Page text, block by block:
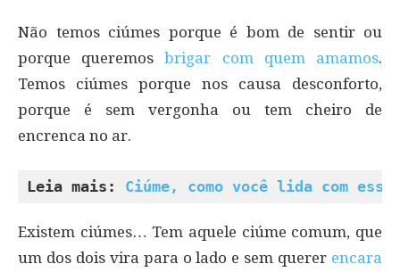
Não temos ciúmes porque é bom de sentir ou
porque queremos brigar com quem amamos.
Temos ciúmes porque nos causa desconforto,
porque é sem vergonha ou tem cheiro de
encrenca no ar.
Leia mais: Ciúme, como você lida com
Existem ciúmes… Tem aquele ciúme comum, que
um dos dois vira para o lado e sem querer encara